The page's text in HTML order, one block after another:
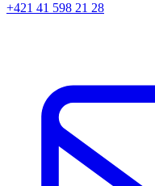
+421 41 598 21 28